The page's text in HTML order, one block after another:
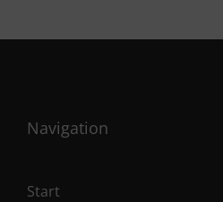
Navigation
Start